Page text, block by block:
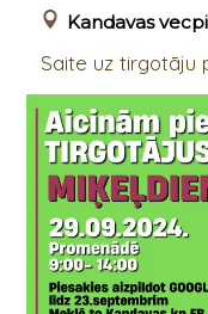
Kandavas
Saite uz tirgotāju